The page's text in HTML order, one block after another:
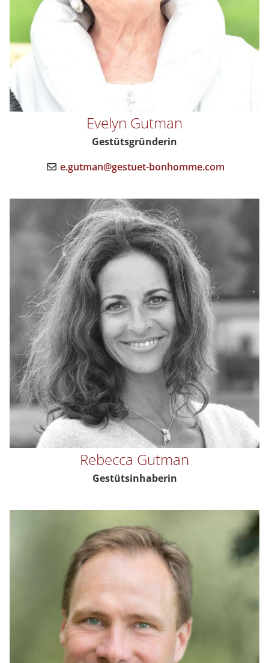
Evelyn Gutman
Gestütsgründerin
e.gutman@gestuet-bonhomme.com
Rebecca Gutman
Gestütsinhaberin